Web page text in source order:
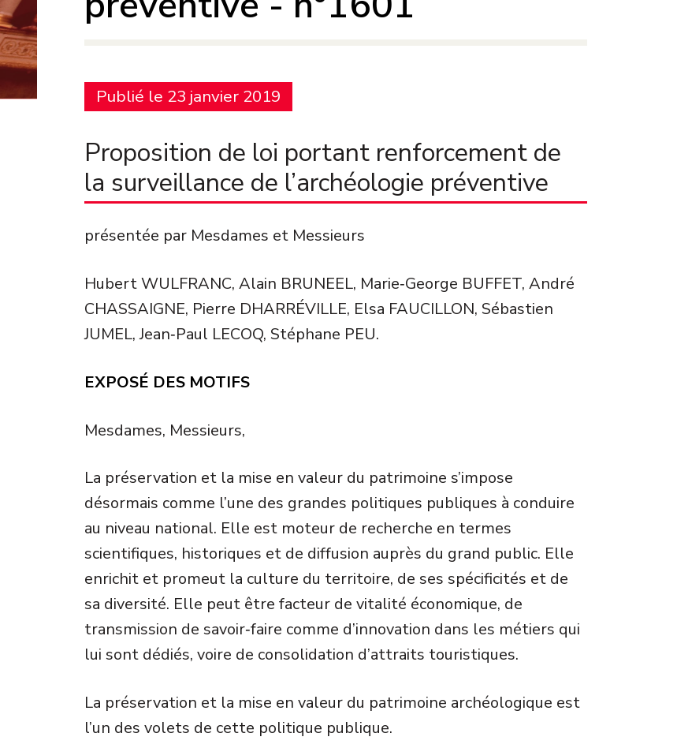
Publié le 23 janvier 2019
Proposition de loi portant renforcement de
la surveillance de l’archéologie préventive
présentée par Mesdames et Messieurs
Hubert WULFRANC, Alain BRUNEEL, Marie‑George BUFFET, André
CHASSAIGNE, Pierre DHARRÉVILLE, Elsa FAUCILLON, Sébastien
JUMEL, Jean‑Paul LECOQ, Stéphane PEU.
EXPOSÉ DES MOTIFS
Mesdames, Messieurs,
La préservation et la mise en valeur du patrimoine s’impose
désormais comme l’une des grandes politiques publiques à conduire
au niveau national. Elle est moteur de recherche en termes
scientifiques, historiques et de diffusion auprès du grand public. Elle
enrichit et promeut la culture du territoire, de ses spécificités et de
sa diversité. Elle peut être facteur de vitalité économique, de
transmission de savoir‑faire comme d’innovation dans les métiers qui
lui sont dédiés, voire de consolidation d’attraits touristiques.
La préservation et la mise en valeur du patrimoine archéologique est
l’un des volets de cette politique publique.